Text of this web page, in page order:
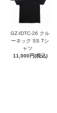
GZ-IDTC-26 クル
ーネック SS Tシ
ャツ
11,000円(税込)